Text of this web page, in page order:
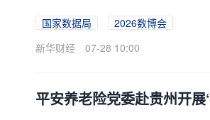
国家数据局
2026数博会
新华财经
07-28 10:00
平安养老险党委赴贵州开